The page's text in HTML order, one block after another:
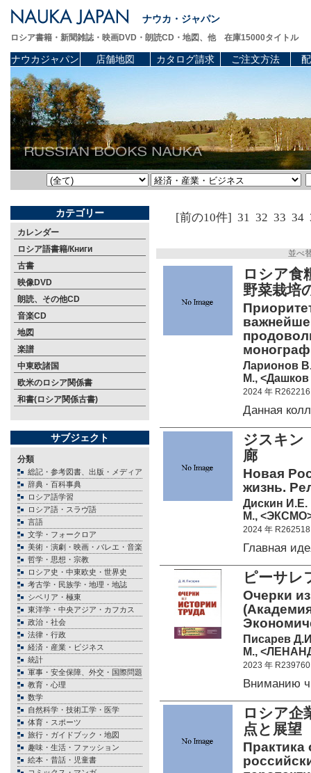
ナウカ・ジャパン
ロシア書籍・新聞雑誌・映画DVD・朗読CD・地図、他 在庫15000タイトル
ナウカジャパン 店舗地図 カタログ請求 ご注文方法
カテゴリー
カレンダー
ロシア語書籍/Книги
古書
映像DVD
朗読、その他CD
音楽CD
地図
楽譜
中東欧諸国
欧米のロシア関係書
和書(ロシア関係古書)
サブジェクト
分類
総記・参考図書、出版・メディア
辞典・百科事典
ロシア語学習
ロシア語・スラヴ語
言語
文学・フォークロア
美術・演劇・映画・バレエ・音楽
哲学・思想・宗教
ロシア史・中東欧史・世界史
考古学・民族学・地理・地誌
シベリア・極東
東洋学・中央アジア・カフカス
政治・社会
法律・行政
経済・産業・ビジネス
統計
軍事・安全保障、外交・国際問題
教育・心理
数学
自然科学・技術工学・医学
体育・スポーツ
旅行・ガイドブック・地図
趣味・生活・ファッション
絵本・昔話・児童書
[前の10件] 31 32 33 34
並べ
ロシア食
野菜栽培
Ларионов
М., <Дашков
2024 年 R262216
Данная
ジスキ
廊
Новая
жизнь.
Дискин И.Е.
М.,
2024 年 R262518
Главная
ピーサ
Очерки
Писарев
М.,
2023 年 R239760
Вниманию
ロシア企
点と展
Практика